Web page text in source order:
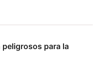
para la